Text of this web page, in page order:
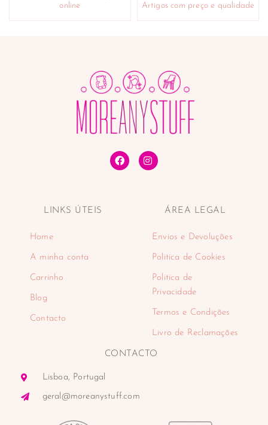
online
Artigos com preço e qualidade
LINKS ÚTEIS
Home
A minha conta
Carrinho
Blog
Contacto
ÁREA LEGAL
Envios e Devoluções
Politica de Cookies
Politica de
Privacidade
Termos e Condições
Livro de Reclamações
CONTACTO
Lisboa, Portugal
geral@moreanystuff.com